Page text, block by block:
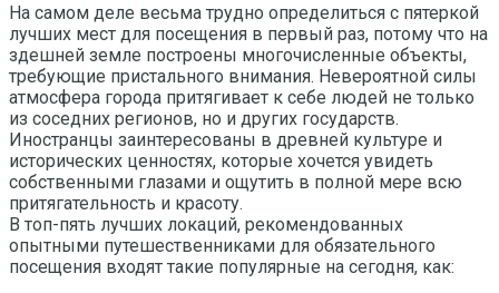
На самом деле весьма трудно определиться с пятеркой
лучших мест для посещения в первый раз, потому что на
здешней земле построены многочисленные объекты,
требующие пристального внимания. Невероятной силы
атмосфера города притягивает к себе людей не только
из соседних регионов, но и других государств.
Иностранцы заинтересованы в древней культуре и
исторических ценностях, которые хочется увидеть
собственными глазами и ощутить в полной мере всю
притягательность и красоту.
В топ-пять лучших локаций, рекомендованных
опытными путешественниками для обязательного
посещения входят такие популярные на сегодня, как: